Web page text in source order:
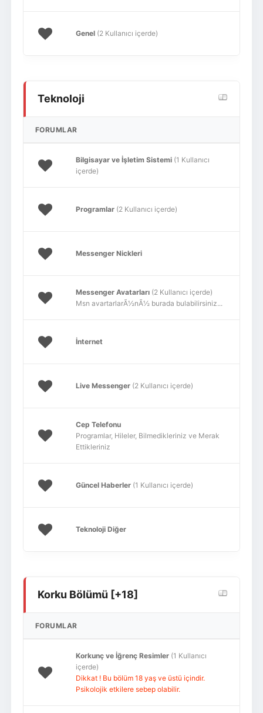
Genel (2 Kullanıcı içerde)
Teknoloji
FORUMLAR
Bilgisayar ve İşletim Sistemi (1 Kullanıcı
içerde)
Programlar (2 Kullanıcı içerde)
Messenger Nickleri
Messenger Avatarları (2 Kullanıcı içerde)
Msn avartarlarÃ½nÃ½ burada bulabilirsiniz...
İnternet
Live Messenger (2 Kullanıcı içerde)
Cep Telefonu
Programlar, Hileler, Bilmedikleriniz ve Merak
Ettikleriniz
Güncel Haberler (1 Kullanıcı içerde)
Teknoloji Diğer
Korku Bölümü [+18]
FORUMLAR
Korkunç ve İğrenç Resimler (1 Kullanıcı
içerde)
Dikkat ! Bu bölüm 18 yaş ve üstü içindir.
Psikolojik etkilere sebep olabilir.